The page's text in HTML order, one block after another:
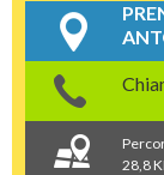
28,8